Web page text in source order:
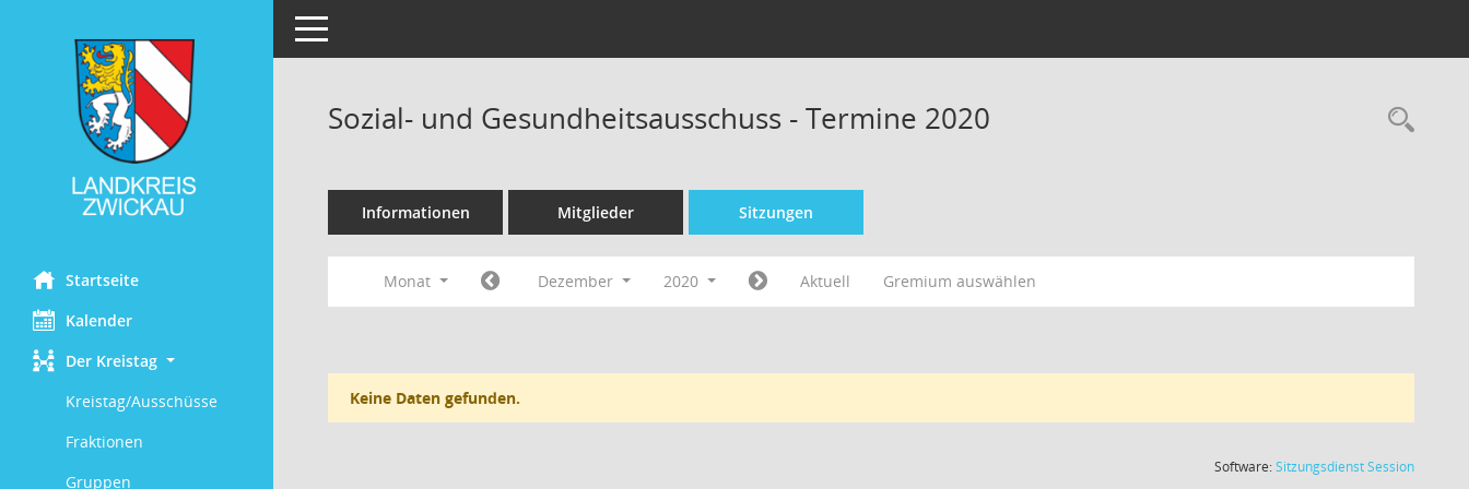
Startseite
Kalender
Der Kreistag
Kreistag/Ausschüsse
Fraktionen
Gruppen
Toggle navigation
Sozial- und Gesundheitsausschuss - Termine 2020
Informationen Mitglieder Sitzungen
Monat Dezember 2020 Aktuell Gremium auswählen
Keine Daten gefunden.
Software:SitzungsdienstSession(Wird in